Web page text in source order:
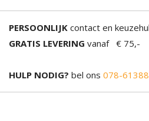
PERSOONLIJK contact en
GRATIS LEVERING vanaf € 75,-
HULP NODIG? bel ons 078-